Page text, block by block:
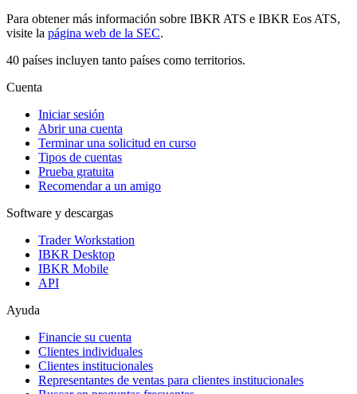
Para obtener más información sobre IBKR ATS e IBKR Eos ATS,
visite la página web de la SEC.
40 países incluyen tanto países como territorios.
Cuenta
Iniciar sesión
Abrir una cuenta
Terminar una solicitud en curso
Tipos de cuentas
Prueba gratuita
Recomendar a un amigo
Software y descargas
Trader Workstation
IBKR Desktop
IBKR Mobile
API
Ayuda
Financie su cuenta
Clientes individuales
Clientes institucionales
Representantes de ventas para clientes institucionales